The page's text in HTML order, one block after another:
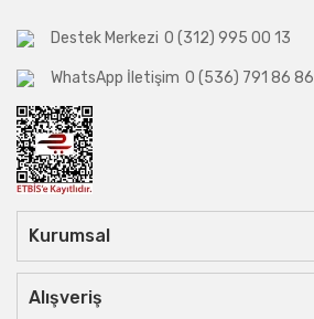
Destek Merkezi 0 (312) 995 00 13
WhatsApp İletişim 0 (536) 791 86 86
Kurumsal
Alışveriş